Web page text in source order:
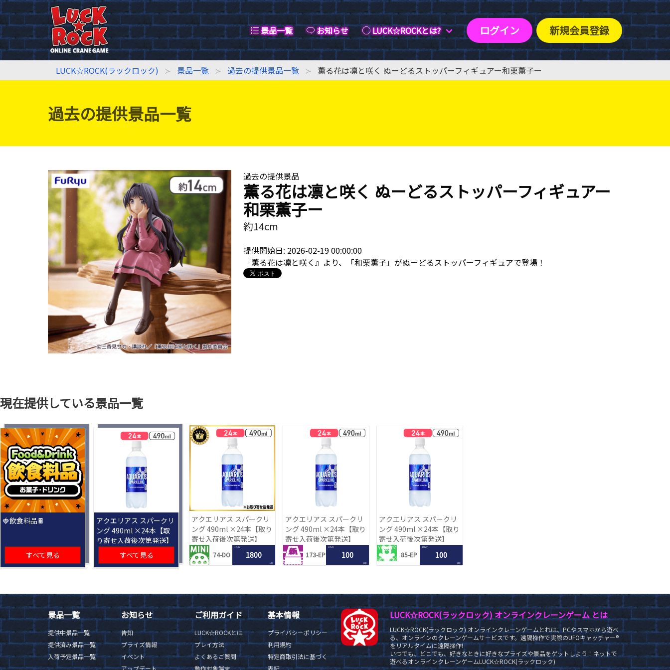
景品一覧 お知らせ LUCK☆ROCKとは? ログイン 新規会員登録
LUCK☆ROCK(ラックロック) 景品一覧 過去の提供景品一覧 薫る花は凛と咲く ぬーどるストッパーフィギュアー和栗薫子ー
過去の提供景品一覧
過去の提供景品
薫る花は凛と咲く ぬーどるストッパーフィギュアー
和栗薫子ー
約14cm
提供開始日: 2026-02-19 00:00:00
『薫る花は凛と咲く』より、「和栗薫子」がぬーどるストッパーフィギュアで登場！
現在提供している景品一覧
🍓飲食料品🍫
すべて見る
アクエリアス スパークリ
ング 490ml ×24本【取
り寄せ入荷後次第発送】
すべて見る
アクエリアス スパークリ
ング 490ml ×24本【取り
寄せ入荷後次第発送】
74-DO
1 PLAY
1800
LRC
アクエリアス スパークリ
ング 490ml ×24本【取り
寄せ入荷後次第発送】
173-EP
1 PLAY
100
LRC
アクエリアス スパークリ
ング 490ml ×24本【取り
寄せ入荷後次第発送】
85-EP
1 PLAY
100
LRC
景品一覧
提供中景品一覧
提供済み景品一覧
入荷予定景品一覧
お知らせ
告知
プライズ情報
イベント
アップデート
ご利用ガイド
LUCK☆ROCKとは
プレイ方法
よくあるご質問
動作対象端末
基本情報
プライバシーポリシー
利用規約
特定商取引法に基づく
表記
LUCK☆ROCK(ラックロック) オンラインクレーンゲーム とは
LUCK☆ROCK(ラックロック) オンラインクレーンゲームとれは、PCやスマホから遊べ
る、オンラインのクレーンゲームサービスです。遠隔操作で実際のUFOキャッチャー®
をリアルタイムに遠隔操作!
いつでも、どこでも、好きなときに好きなプライズや景品をゲットしよう！ネットで
遊べるオンラインクレーンゲームLUCK☆ROCK(ラックロック)